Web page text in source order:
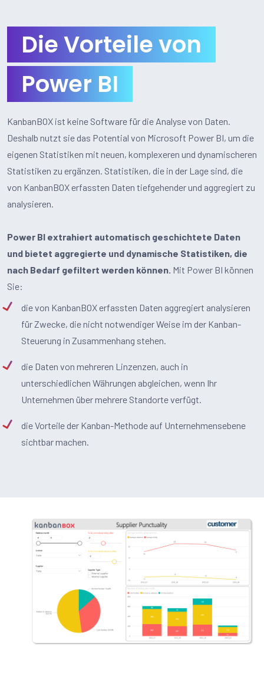
Die Vorteile von
Power BI
KanbanBOX ist keine Software für die Analyse von Daten.
Deshalb nutzt sie das Potential von Microsoft Power BI, um die
eigenen Statistiken mit neuen, komplexeren und dynamischeren
Statistiken zu ergänzen. Statistiken, die in der Lage sind, die
von KanbanBOX erfassten Daten tiefgehender und aggregiert zu
analysieren.
Power BI extrahiert automatisch geschichtete Daten
und bietet aggregierte und dynamische Statistiken, die
nach Bedarf gefiltert werden können. Mit Power BI können
Sie:
die von KanbanBOX erfassten Daten aggregiert analysieren
für Zwecke, die nicht notwendiger Weise im der Kanban-
Steuerung in Zusammenhang stehen.
die Daten von mehreren Linzenzen, auch in
unterschiedlichen Währungen abgleichen, wenn Ihr
Unternehmen über mehrere Standorte verfügt.
die Vorteile der Kanban-Methode auf Unternehmensebene
sichtbar machen.